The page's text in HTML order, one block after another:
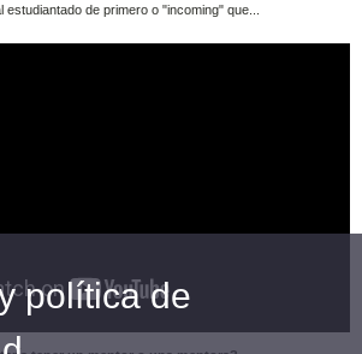
estudiantado de primero o "incoming" que...
política de